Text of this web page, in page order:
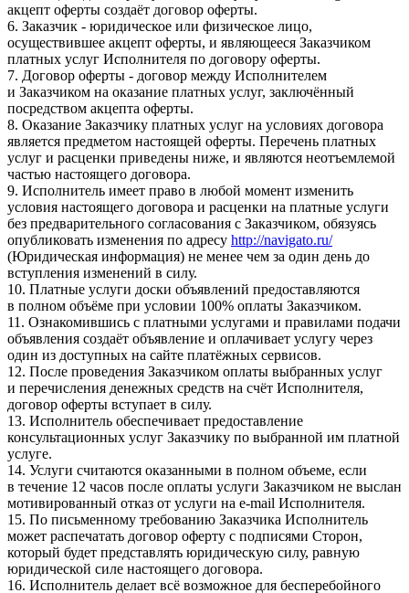
акцепт оферты создаёт договор оферты.
6. Заказчик - юридическое или физическое лицо,
осуществившее акцепт оферты, и являющееся Заказчиком
платных услуг Исполнителя по договору оферты.
7. Договор оферты - договор между Исполнителем
и Заказчиком на оказание платных услуг, заключённый
посредством акцепта оферты.
8. Оказание Заказчику платных услуг на условиях договора
является предметом настоящей оферты. Перечень платных
услуг и расценки приведены ниже, и являются неотъемлемой
частью настоящего договора.
9. Исполнитель имеет право в любой момент изменить
условия настоящего договора и расценки на платные услуги
без предварительного согласования с Заказчиком, обязуясь
опубликовать изменения по адресу http://navigato.ru/
(Юридическая информация) не менее чем за один день до
вступления изменений в силу.
10. Платные услуги доски объявлений предоставляются
в полном объёме при условии 100% оплаты Заказчиком.
11. Ознакомившись с платными услугами и правилами подачи
объявления создаёт объявление и оплачивает услугу через
один из доступных на сайте платёжных сервисов.
12. После проведения Заказчиком оплаты выбранных услуг
и перечисления денежных средств на счёт Исполнителя,
договор оферты вступает в силу.
13. Исполнитель обеспечивает предоставление
консультационных услуг Заказчику по выбранной им платной
услуге.
14. Услуги считаются оказанными в полном объеме, если
в течение 12 часов после оплаты услуги Заказчиком не выслан
мотивированный отказ от услуги на e-mail Исполнителя.
15. По письменному требованию Заказчика Исполнитель
может распечатать договор оферту с подписями Сторон,
который будет представлять юридическую силу, равную
юридической силе настоящего договора.
16. Исполнитель делает всё возможное для бесперебойного